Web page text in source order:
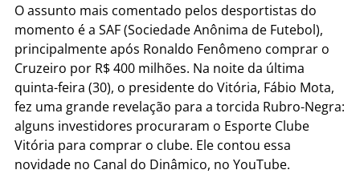
O assunto mais comentado pelos desportistas do
momento é a SAF (Sociedade Anônima de Futebol),
principalmente após Ronaldo Fenômeno comprar o
Cruzeiro por R$ 400 milhões. Na noite da última
quinta-feira (30), o presidente do Vitória, Fábio Mota,
fez uma grande revelação para a torcida Rubro-Negra:
alguns investidores procuraram o Esporte Clube
Vitória para comprar o clube. Ele contou essa
novidade no Canal do Dinâmico, no YouTube.